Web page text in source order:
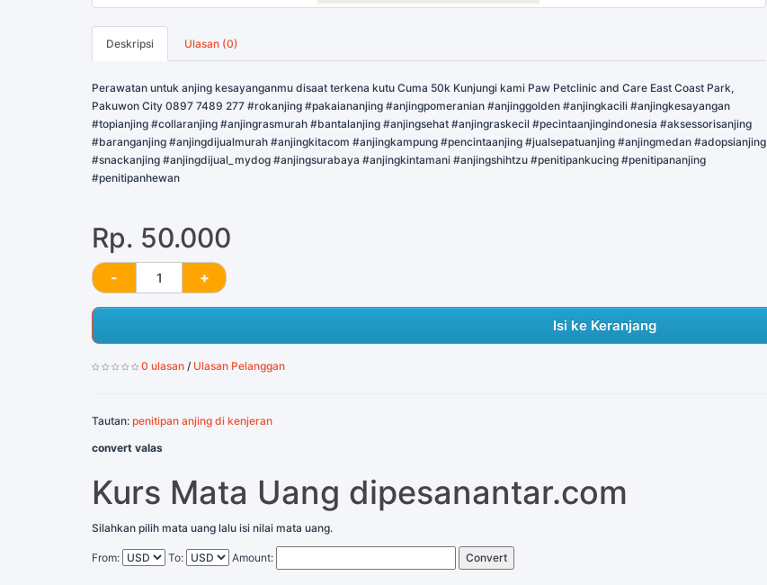
Deskripsi Ulasan (0)
Perawatan untuk anjing kesayanganmu disaat terkena kutu Cuma 50k Kunjungi kami Paw Petclinic and Care East Coast Park,
Pakuwon City 0897 7489 277 #rokanjing #pakaiananjing #anjingpomeranian #anjinggolden #anjingkacili #anjingkesayangan
#topianjing #collaranjing #anjingrasmurah #bantalanjing #anjingsehat #anjingraskecil #pecintaanjingindonesia #aksessorisanjing
#baranganjing #anjingdijualmurah #anjingkitacom #anjingkampung #pencintaanjing #jualsepatuanjing #anjingmedan #adopsianjing
#snackanjing #anjingdijual_mydog #anjingsurabaya #anjingkintamani #anjingshihtzu #penitipankucing #penitipananjing
#penitipanhewan
Rp. 50.000
Isi ke Keranjang
0 ulasan / Ulasan Pelanggan
Tautan: penitipan anjing di kenjeran
convert valas
Kurs Mata Uang dipesanantar.com
Silahkan pilih mata uang lalu isi nilai mata uang.
From: To: Amount: Convert